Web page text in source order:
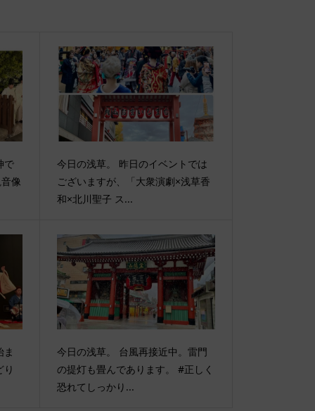
で
像
今日の浅草。 昨日のイベントでは
ございますが、「大衆演劇×浅草香
和×北川聖子 ス...
り
今日の浅草。 台風再接近中。雷門
の提灯も畳んであります。 #正しく
恐れてしっかり...